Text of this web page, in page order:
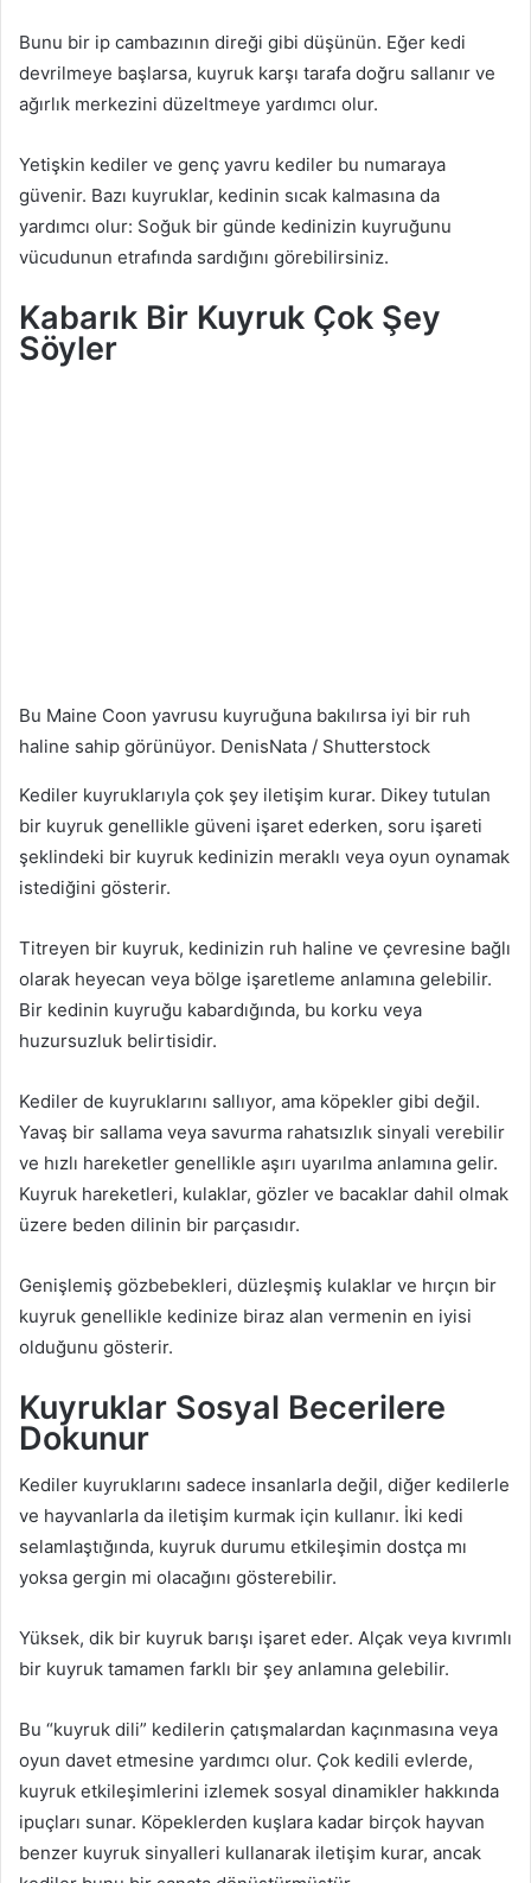
Bunu bir ip cambazının direği gibi düşünün. Eğer kedi
devrilmeye başlarsa, kuyruk karşı tarafa doğru sallanır ve
ağırlık merkezini düzeltmeye yardımcı olur.
Yetişkin kediler ve genç yavru kediler bu numaraya
güvenir. Bazı kuyruklar, kedinin sıcak kalmasına da
yardımcı olur: Soğuk bir günde kedinizin kuyruğunu
vücudunun etrafında sardığını görebilirsiniz.
Kabarık Bir Kuyruk Çok Şey
Söyler
Bu Maine Coon yavrusu kuyruğuna bakılırsa iyi bir ruh
haline sahip görünüyor. DenisNata / Shutterstock
Kediler kuyruklarıyla çok şey iletişim kurar. Dikey tutulan
bir kuyruk genellikle güveni işaret ederken, soru işareti
şeklindeki bir kuyruk kedinizin meraklı veya oyun oynamak
istediğini gösterir.
Titreyen bir kuyruk, kedinizin ruh haline ve çevresine bağlı
olarak heyecan veya bölge işaretleme anlamına gelebilir.
Bir kedinin kuyruğu kabardığında, bu korku veya
huzursuzluk belirtisidir.
Kediler de kuyruklarını sallıyor, ama köpekler gibi değil.
Yavaş bir sallama veya savurma rahatsızlık sinyali verebilir
ve hızlı hareketler genellikle aşırı uyarılma anlamına gelir.
Kuyruk hareketleri, kulaklar, gözler ve bacaklar dahil olmak
üzere beden dilinin bir parçasıdır.
Genişlemiş gözbebekleri, düzleşmiş kulaklar ve hırçın bir
kuyruk genellikle kedinize biraz alan vermenin en iyisi
olduğunu gösterir.
Kuyruklar Sosyal Becerilere
Dokunur
Kediler kuyruklarını sadece insanlarla değil, diğer kedilerle
ve hayvanlarla da iletişim kurmak için kullanır. İki kedi
selamlaştığında, kuyruk durumu etkileşimin dostça mı
yoksa gergin mi olacağını gösterebilir.
Yüksek, dik bir kuyruk barışı işaret eder. Alçak veya kıvrımlı
bir kuyruk tamamen farklı bir şey anlamına gelebilir.
Bu “kuyruk dili” kedilerin çatışmalardan kaçınmasına veya
oyun davet etmesine yardımcı olur. Çok kedili evlerde,
kuyruk etkileşimlerini izlemek sosyal dinamikler hakkında
ipuçları sunar. Köpeklerden kuşlara kadar birçok hayvan
benzer kuyruk sinyalleri kullanarak iletişim kurar, ancak